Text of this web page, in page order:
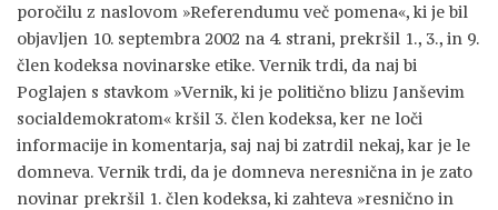
poročilu z naslovom »Referendumu več pomena«, ki je bil
objavljen 10. septembra 2002 na 4. strani, prekršil 1., 3., in 9.
člen kodeksa novinarske etike. Vernik trdi, da naj bi
Poglajen s stavkom »Vernik, ki je politično blizu Janševim
socialdemokratom« kršil 3. člen kodeksa, ker ne loči
informacije in komentarja, saj naj bi zatrdil nekaj, kar je le
domneva. Vernik trdi, da je domneva neresnična in je zato
novinar prekršil 1. člen kodeksa, ki zahteva »resnično in